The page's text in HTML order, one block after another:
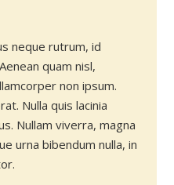
neque rutrum, id
quam nisl,
non ipsum.
Nulla quis lacinia
Nullam viverra, magna
urna bibendum nulla, in